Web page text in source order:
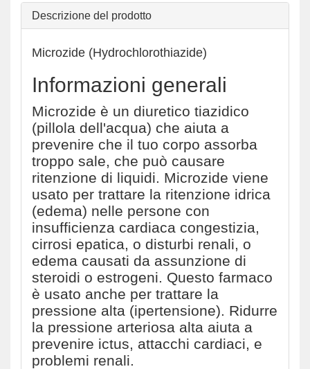
Descrizione del prodotto
Microzide (Hydrochlorothiazide)
Informazioni generali
Microzide è un diuretico tiazidico
(pillola dell'acqua) che aiuta a
prevenire che il tuo corpo assorba
troppo sale, che può causare
ritenzione di liquidi. Microzide viene
usato per trattare la ritenzione idrica
(edema) nelle persone con
insufficienza cardiaca congestizia,
cirrosi epatica, o disturbi renali, o
edema causati da assunzione di
steroidi o estrogeni. Questo farmaco
è usato anche per trattare la
pressione alta (ipertensione). Ridurre
la pressione arteriosa alta aiuta a
prevenire ictus, attacchi cardiaci, e
problemi renali.